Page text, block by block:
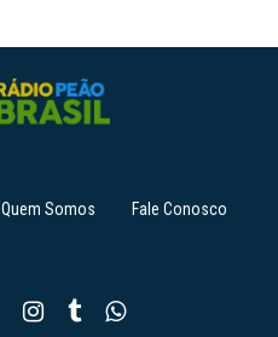
Quem Somos Fale Conosco